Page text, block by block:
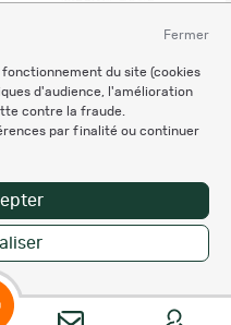
Fermer
du site (cookies
d'audience, l'amélioration
contre la fraude.
par finalité ou continuer
réservés. N°CNIL: 1239459.
appartiennent à leurs propriétaires
s